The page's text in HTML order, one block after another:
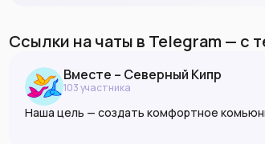
Ссылки на чаты в Telegram — с
Вместе – Северный Кипр
103участника
Наша цель — создать комфортное